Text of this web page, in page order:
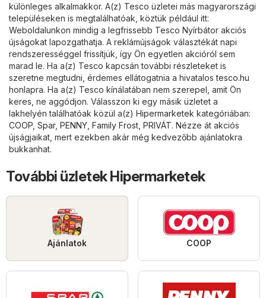
különleges alkalmakkor. A(z) Tesco üzletei más magyarországi
településeken is megtalálhatóak, köztük például itt:
Weboldalunkon mindig a legfrissebb Tesco Nyírbátor akciós
újságokat lapozgathatja. A reklámújságok választékát napi
rendszerességgel frissítjük, így Ön egyetlen akcióról sem
marad le. Ha a(z) Tesco kapcsán további részleteket is
szeretne megtudni, érdemes ellátogatnia a hivatalostesco.hu
honlapra. Ha a(z) Tesco kínálatában nem szerepel, amit Ön
keres, ne aggódjon. Válasszon ki egy másik üzletet a
lakhelyén találhatóak közül a(z) Hipermarketek kategóriában:
COOP Spar, PENNY Family Frost PRIVÁT. Nézze át akciós
újságjaikat, mert ezekben akár még kedvezőbb ajánlatokra
bukkanhat.
További üzletek Hipermarketek
Ajánlatok COOP